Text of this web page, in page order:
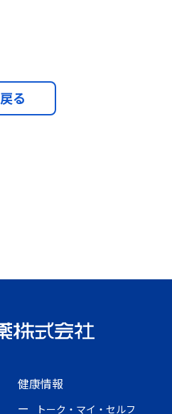
戻る
健康情報
トーク・マイ・セルフ